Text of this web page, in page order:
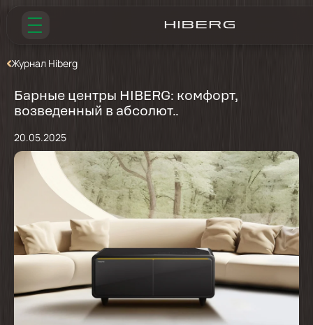
Журнал Hiberg
Барные центры HIBERG: комфорт,
возведенный в абсолют..
20.05.2025